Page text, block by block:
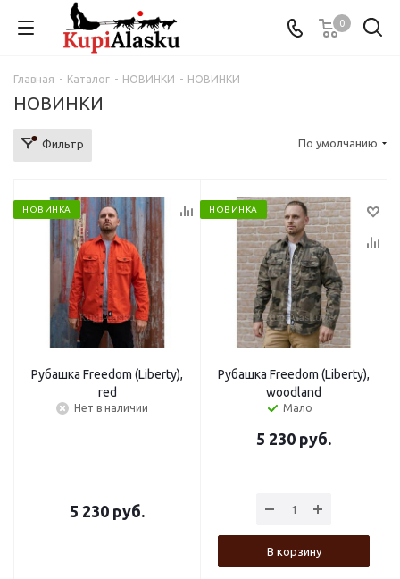
0
Главная - Каталог - НОВИНКИ - НОВИНКИ
НОВИНКИ
Фильтр По умолчанию
НОВИНКА
Рубашка Freedom (Liberty),
red
Нет в наличии
5 230 руб.
НОВИНКА
Рубашка Freedom (Liberty),
woodland
Мало
5 230 руб.
В корзину